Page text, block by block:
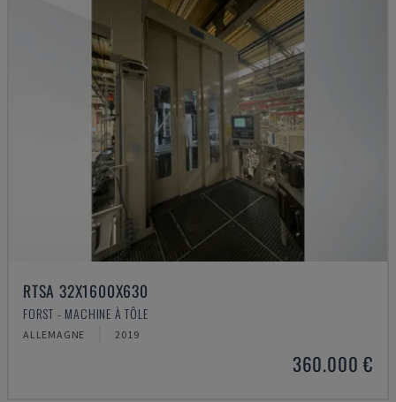
RTSA 32X1600X630
FORST - MACHINE À TÔLE
ALLEMAGNE 2019
360.000 €